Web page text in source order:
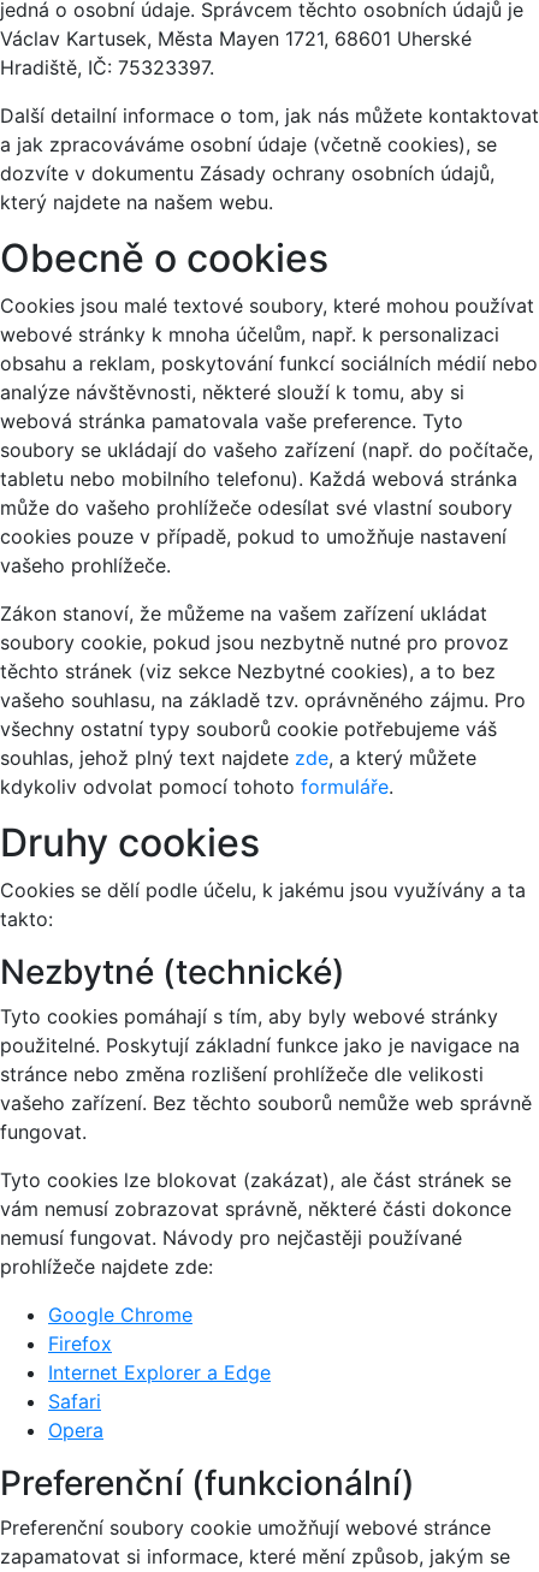
jedná o osobní údaje. Správcem těchto osobních údajů je
Václav Kartusek, Města Mayen 1721, 68601 Uherské
Hradiště, IČ: 75323397.
Další detailní informace o tom, jak nás můžete kontaktovat
a jak zpracováváme osobní údaje (včetně cookies), se
dozvíte v dokumentu Zásady ochrany osobních údajů,
který najdete na našem webu.
Obecně o cookies
Cookies jsou malé textové soubory, které mohou používat
webové stránky k mnoha účelům, např. k personalizaci
obsahu a reklam, poskytování funkcí sociálních médií nebo
analýze návštěvnosti, některé slouží k tomu, aby si
webová stránka pamatovala vaše preference. Tyto
soubory se ukládají do vašeho zařízení (např. do počítače,
tabletu nebo mobilního telefonu). Každá webová stránka
může do vašeho prohlížeče odesílat své vlastní soubory
cookies pouze v případě, pokud to umožňuje nastavení
vašeho prohlížeče.
Zákon stanoví, že můžeme na vašem zařízení ukládat
soubory cookie, pokud jsou nezbytně nutné pro provoz
těchto stránek (viz sekce Nezbytné cookies), a to bez
vašeho souhlasu, na základě tzv. oprávněného zájmu. Pro
všechny ostatní typy souborů cookie potřebujeme váš
souhlas, jehož plný text najdete zde, a který můžete
kdykoliv odvolat pomocí tohoto formuláře.
Druhy cookies
Cookies se dělí podle účelu, k jakému jsou využívány a ta
takto:
Nezbytné (technické)
Tyto cookies pomáhají s tím, aby byly webové stránky
použitelné. Poskytují základní funkce jako je navigace na
stránce nebo změna rozlišení prohlížeče dle velikosti
vašeho zařízení. Bez těchto souborů nemůže web správně
fungovat.
Tyto cookies lze blokovat (zakázat), ale část stránek se
vám nemusí zobrazovat správně, některé části dokonce
nemusí fungovat. Návody pro nejčastěji používané
prohlížeče najdete zde:
Google Chrome
Firefox
Internet Explorer a Edge
Safari
Opera
Preferenční (funkcionální)
Preferenční soubory cookie umožňují webové stránce
zapamatovat si informace, které mění způsob, jakým se